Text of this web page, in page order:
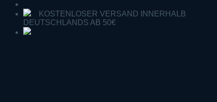
KOSTENLOSER VERSAND INNERHALB
DEUTSCHLANDS AB 50€